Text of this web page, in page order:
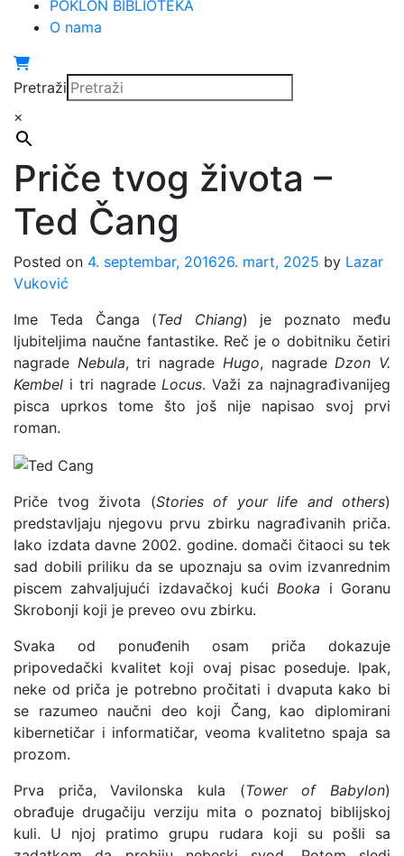
POKLON BIBLIOTEKA
O nama
Pretraži
×
Priče tvog života –
Ted Čang
Posted on 4. septembar, 201626. mart, 2025 by Lazar
Vuković
Ime Teda Čanga (Ted Chiang) je poznato među
ljubiteljima naučne fantastike. Reč je o dobitniku četiri
nagrade Nebula, tri nagrade Hugo, nagradeDzon V.
Kembel i tri nagradeLocus. Važi za najnagrađivanijeg
pisca uprkos tome što još nije napisao svoj prvi
roman.
Priče tvog života (Stories of your life and others)
predstavljaju njegovu prvu zbirku nagrađivanih priča.
Iako izdata davne 2002. godine. domači čitaoci su tek
sad dobili priliku da se upoznaju sa ovim izvanrednim
piscem zahvaljujući izdavačkoj kući Booka i Goranu
Skrobonji koji je preveo ovu zbirku.
Svaka od ponuđenih osam priča dokazuje
pripovedački kvalitet koji ovaj pisac poseduje. Ipak,
neke od priča je potrebno pročitati i dvaputa kako bi
se razumeo naučni deo koji Čang, kao diplomirani
kibernetičar i informatičar, veoma kvalitetno spaja sa
prozom.
Prva priča, Vavilonska kula (Tower of Babylon)
obrađuje drugačiju verziju mita o poznatoj biblijskoj
kuli. U njoj pratimo grupu rudara koji su pošli sa